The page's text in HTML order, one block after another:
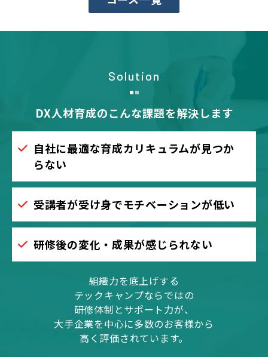
Solution
DX人材育成のこんな課題を解決します
自社に最適な育成カリキュラムが見つか
らない
受講者が受け身でモチベーションが低い
研修後の変化・成果が感じられない
組織力を底上げする
テックキャンプならではの
研修体制とサポート力が、
大手企業を中心に多数のお客様から
高く評価されています。